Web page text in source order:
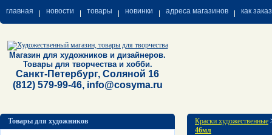
главная новости товары новинки адреса магазинов как
Магазин для художников и дизайнеров.
Товары для творчества и хобби.
Санкт-Петербург, Соляной 16
(812) 579-99-46, info@cosyma.ru
Товары для художников Краски художественные
46мл